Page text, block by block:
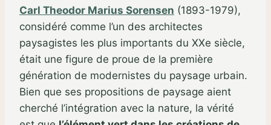
Carl Theodor Marius Sorensen (1893-1979),
considéré comme l’un des architectes
paysagistes les plus importants du XXe siècle,
était une figure de proue de la première
génération de modernistes du paysage urbain.
Bien que ses propositions de paysage aient
cherché l’intégration avec la nature, la vérité